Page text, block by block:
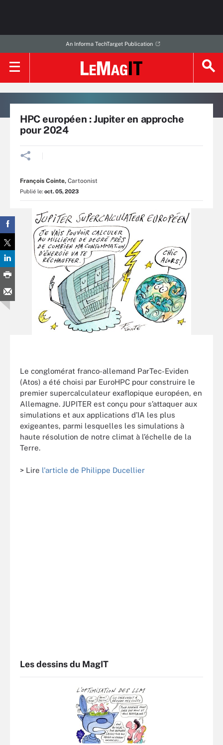
An Informa TechTarget Publication
HPC européen : Jupiter en approche
pour 2024
François Cointe, Cartoonist
Publié le: oct. 05, 2023
Le conglomérat franco-allemand ParTec-Eviden
(Atos) a été choisi par EuroHPC pour construire le
premier supercalculateur exaflopique européen, en
Allemagne. JUPITER est conçu pour s’attaquer aux
simulations et aux applications d’IA les plus
exigeantes, parmi lesquelles les simulations à
haute résolution de notre climat à l’échelle de la
Terre.
> Lire l'article de Philippe Ducellier
Les dessins du MagIT